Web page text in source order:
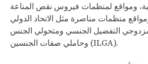
ومواقع لمنظمات فيروس نقص المناعة
منظمات مناصرة مثل الاتحاد الدولي
ومزدوجي التفضيل الجنسي ومتحولي الجنس
وحاملي صفات الجنسين (ILGA).